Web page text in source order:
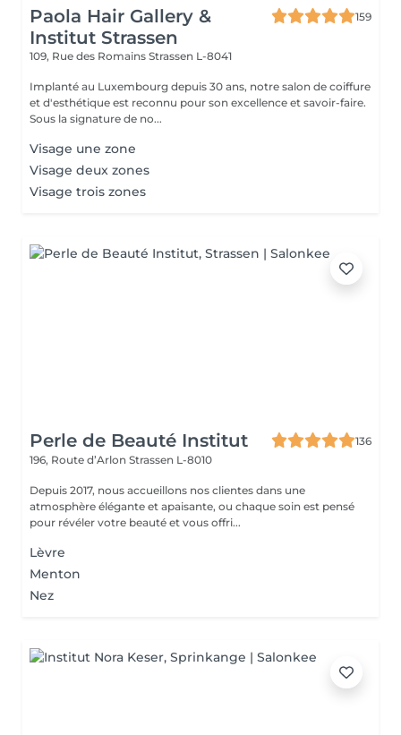
Paola Hair Gallery &
Institut Strassen
159
109, Rue des Romains Strassen L-8041
Implanté au Luxembourg depuis 30 ans, notre salon de coiffure
et d'esthétique est reconnu pour son excellence et savoir-faire.
Sous la signature de no...
Visage une zone
Visage deux zones
Visage trois zones
Perle de Beauté Institut
136
196, Route d’Arlon Strassen L-8010
Depuis 2017, nous accueillons nos clientes dans une
atmosphère élégante et apaisante, ou chaque soin est pensé
pour révéler votre beauté et vous offri...
Lèvre
Menton
Nez